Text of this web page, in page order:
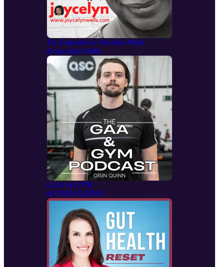
Joy Exposed w/ Joycelyn Wells
di Joycelyn Wells
GAA & GYM
di OISIN QUINN